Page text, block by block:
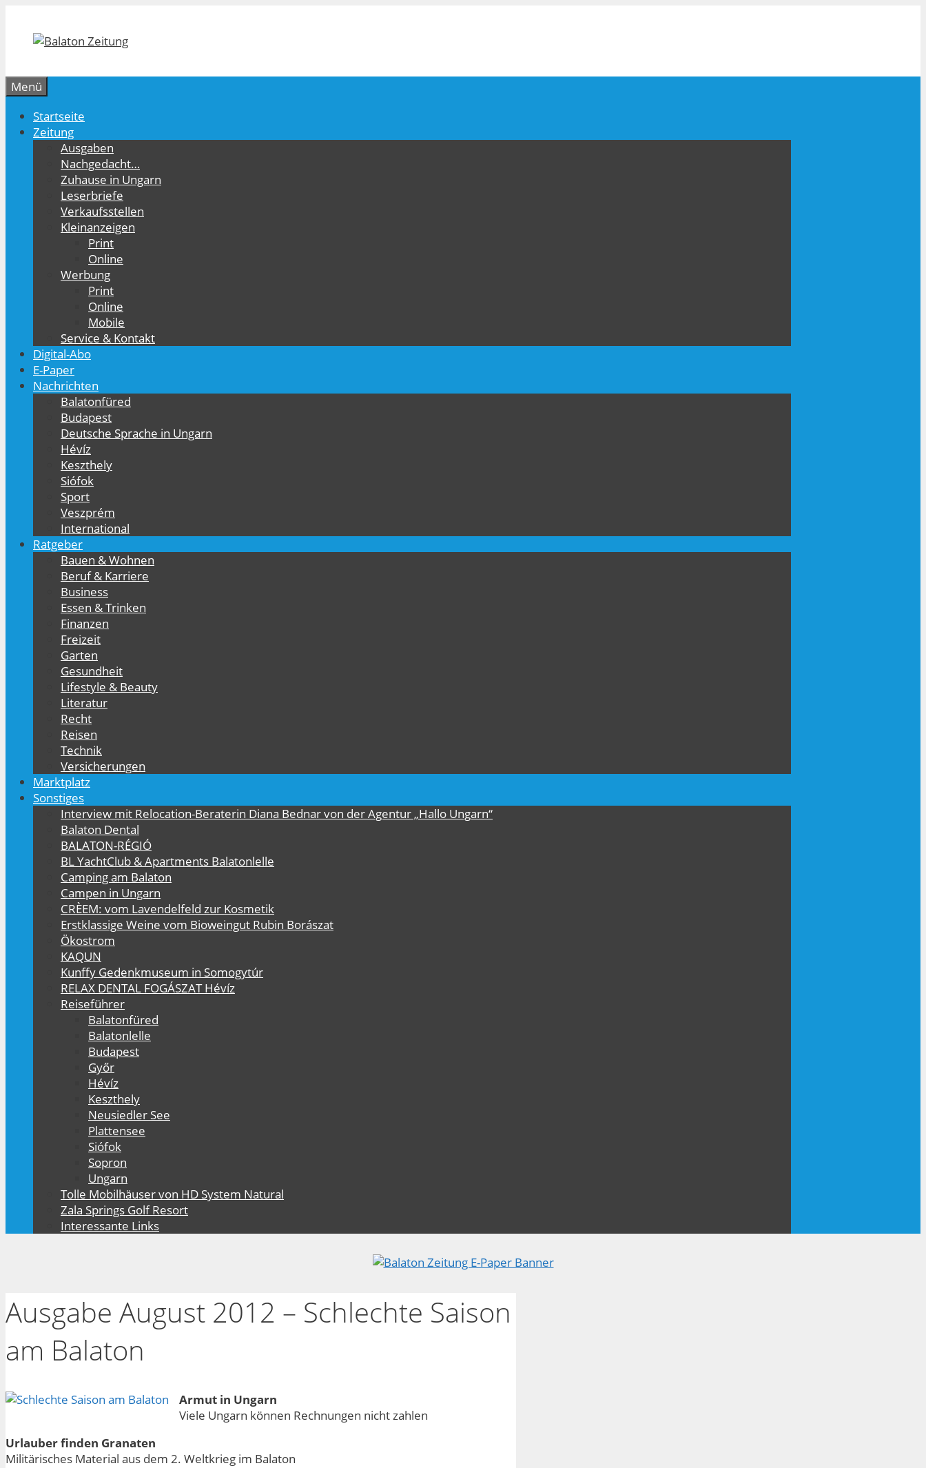
springen
Menü
Startseite
Zeitung
Ausgaben
Nachgedacht…
Zuhause in Ungarn
Leserbriefe
Verkaufsstellen
Kleinanzeigen
Print
Online
Werbung
Print
Online
Mobile
Service & Kontakt
Digital-Abo
E-Paper
Nachrichten
Balatonfüred
Budapest
Deutsche Sprache in Ungarn
Hévíz
Keszthely
Siófok
Sport
Veszprém
International
Ratgeber
Bauen & Wohnen
Beruf & Karriere
Business
Essen & Trinken
Finanzen
Freizeit
Garten
Gesundheit
Lifestyle & Beauty
Literatur
Recht
Reisen
Technik
Versicherungen
Marktplatz
Sonstiges
Interview mit Relocation-Beraterin Diana Bednar von der Agentur „Hallo Ungarn“
Balaton Dental
BALATON-RÉGIÓ
BL YachtClub & Apartments Balatonlelle
Camping am Balaton
Campen in Ungarn
CRÈEM: vom Lavendelfeld zur Kosmetik
Erstklassige Weine vom Bioweingut Rubin Borászat
Ökostrom
KAQUN
Kunffy Gedenkmuseum in Somogytúr
RELAX DENTAL FOGÁSZAT Hévíz
Reiseführer
Balatonfüred
Balatonlelle
Budapest
Győr
Hévíz
Keszthely
Neusiedler See
Plattensee
Siófok
Sopron
Ungarn
Tolle Mobilhäuser von HD System Natural
Zala Springs Golf Resort
Interessante Links
Ausgabe August 2012 – Schlechte Saison
am Balaton
Armut in Ungarn
Viele Ungarn können Rechnungen nicht zahlen
Urlauber finden Granaten
Militärisches Material aus dem 2. Weltkrieg im Balaton